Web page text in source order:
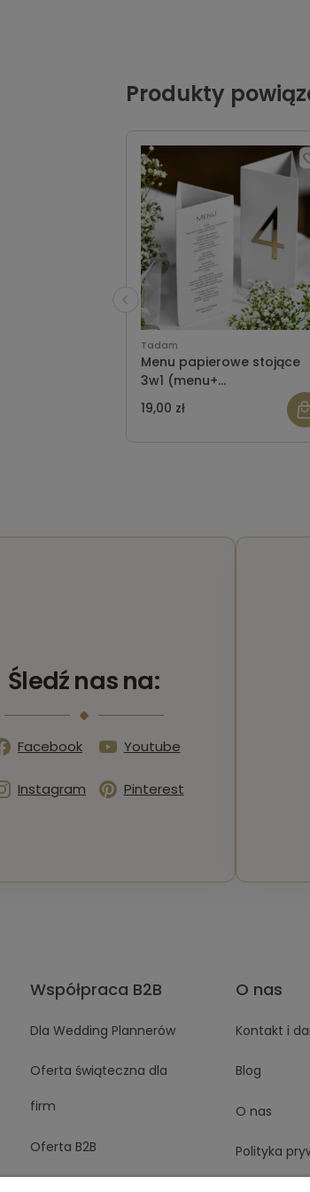
Produkty
Tadam
Menu papierowe stojące
3w1 (menu+
harmonogram+ numerek
na stół)
19,00 zł
Śledź nas na:
Facebook Youtube
Instagram Pinterest
Współpraca B2B
Dla Wedding Plannerów
Oferta świąteczna dla
firm
Oferta B2B
O nas
Kontakt i
Blog
O nas
Polityka